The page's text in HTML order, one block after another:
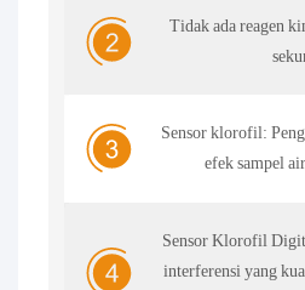
Tidak ada reagen
Sensor klorofil:
efek sampel
Sensor Klorofil
interferensi yang